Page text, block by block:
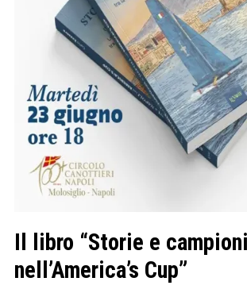
Il libro “Storie e
nell’America’s Cup”